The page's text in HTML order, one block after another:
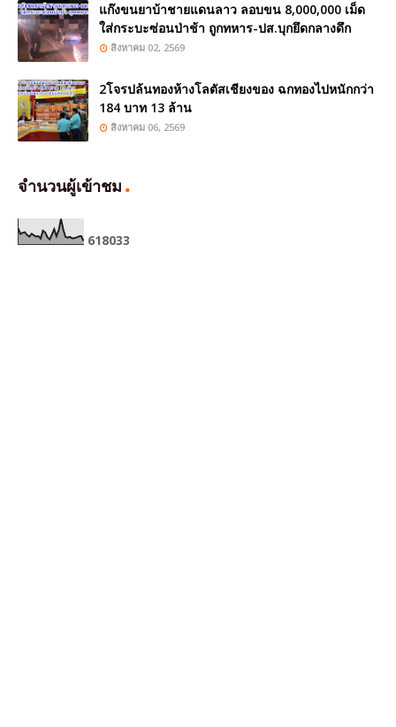
แก๊งขนยาบ้าชายแดนลาว ลอบขน 8,000,000 เม็ด
ใส่กระบะซ่อนป่าช้า ถูกทหาร-ปส.บุกยึดกลางดึก
สิงหาคม 02, 2569
2โจรปล้นทองห้างโลตัสเชียงของ ฉกทองไปหนักกว่า
184 บาท 13 ล้าน
สิงหาคม 06, 2569
จำนวนผู้เข้าชม
618033